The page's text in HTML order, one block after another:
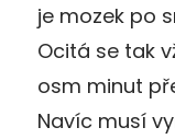
je mozek po
Ocitá se tak
osm minut
Navíc musí